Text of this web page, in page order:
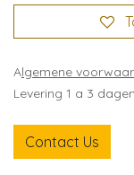
Algemene
Levering 1 a 3
Contact Us